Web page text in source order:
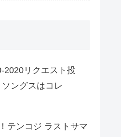
2020リクエスト投
ングスはコレ
テンコジ ラストサマ